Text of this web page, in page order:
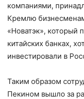
компаниями,
Кремлю
«Новатэк», который
китайских банках,
инвестировали в
Таким образом
Пекином вышло за